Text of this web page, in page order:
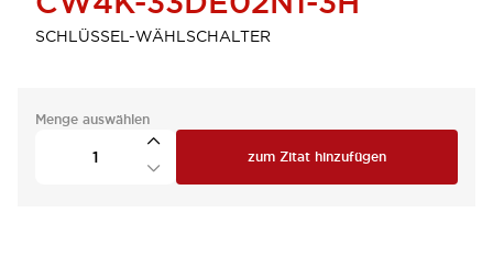
SCHLÜSSEL-WÄHLSCHALTER
Menge auswählen
zum Zitat hinzufügen